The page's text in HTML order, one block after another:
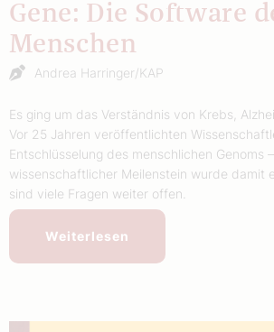
Gene: Die Software
Menschen
Andrea Harringer/KAP
Es ging um das Verständnis von Krebs,
Vor 25 Jahren veröffentlichten
Entschlüsselung des menschlichen Genoms
wissenschaftlicher Meilenstein wurde damit
sind viele Fragen weiter offen.
Weiterlesen